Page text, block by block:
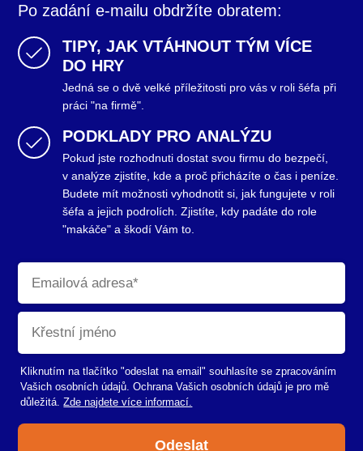
Po zadání e-mailu obdržíte obratem:
TIPY, JAK VTÁHNOUT TÝM VÍCE
DO HRY
Jedná se o dvě velké příležitosti pro vás v roli šéfa při
práci "na firmě".
PODKLADY PRO ANALÝZU
Pokud jste rozhodnuti dostat svou firmu do bezpečí,
v analýze zjistíte, kde a proč přicházíte o čas i peníze.
Budete mít možnosti vyhodnotit si, jak fungujete v roli
šéfa a jejich podrolích. Zjistíte, kdy padáte do role
"makáče" a škodí Vám to.
Kliknutím na tlačítko "odeslat na email" souhlasíte se zpracováním
Vašich osobních údajů. Ochrana Vašich osobních údajů je pro mě
důležitá.Zde najdete více informací.
Odeslat